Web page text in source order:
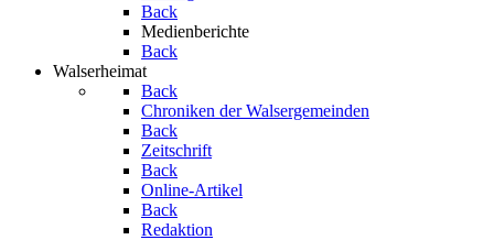
Back
Medienberichte
Back
Walserheimat
Back
Chroniken der Walsergemeinden
Back
Zeitschrift
Back
Online-Artikel
Back
Redaktion